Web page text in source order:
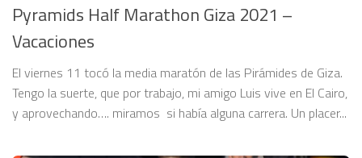
Pyramids Half Marathon Giza 2021 –
Vacaciones
El viernes 11 tocó la media maratón de las Pirámides de Giza.
Tengo la suerte, que por trabajo, mi amigo Luis vive en El Cairo,
y aprovechando…. miramos si había alguna carrera. Un placer...